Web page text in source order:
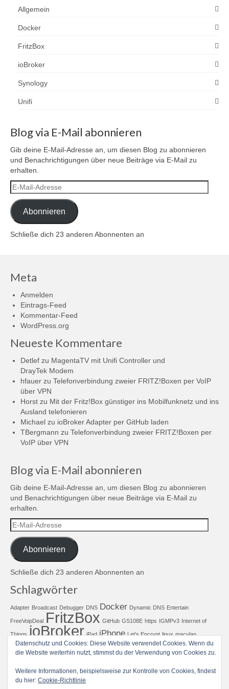
Allgemein
Docker
FritzBox
ioBroker
Synology
Unifi
Blog via E-Mail abonnieren
Gib deine E-Mail-Adresse an, um diesen Blog zu abonnieren
und Benachrichtigungen über neue Beiträge via E-Mail zu
erhalten.
E-
Mail-
Adresse
Abonnieren
Schließe dich 23 anderen Abonnenten an
Meta
Anmelden
Eintrags-Feed
Kommentar-Feed
WordPress.org
Neueste Kommentare
Detlef zu MagentaTV mit Unifi Controller und
DrayTek Modem
hfauer zu Telefonverbindung zweier FRITZ!Boxen per VoIP
über VPN
Horst zu Mit der Fritz!Box günstiger ins Mobilfunknetz und ins
Ausland telefonieren
Michael zu ioBroker Adapter per GitHub laden
TBergmann zu Telefonverbindung zweier FRITZ!Boxen per
VoIP über VPN
Datenschutz und Cookies: Diese Website verwendet Cookies. Wenn du
die Website weiterhin nutzt, stimmst du der Verwendung von Cookies zu.
Weitere Informationen, beispielsweise zur Kontrolle von Cookies, findest
du hier: Cookie-Richtlinie
Blog via E-Mail abonnieren
Gib deine E-Mail-Adresse an, um diesen Blog zu abonnieren
und Benachrichtigungen über neue Beiträge via E-Mail zu
erhalten.
E-
Mail-
Adresse
Abonnieren
Schließe dich 23 anderen Abonnenten an
Schlagwörter
Adapter Broadcast Debugger DNS Docker Dynamic DNS Entertain
FreeVoipDeal FritzBox GitHub GS108E https IGMPv3 Internet of
Things ioBroker iPad iPhone Let's Encrypt linux macvlan
MagentaTV mjpeg Multicast NAS Netgear Netzwerk Raspberry
SEND SessionTalk SIP SIP Client Smarthome ssl stream
synology Synology Surveillance Station Telekom Entertain
Unicast Unifi vlanVoIP